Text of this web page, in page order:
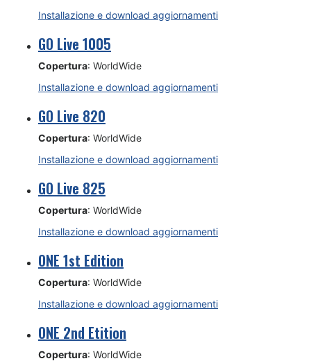
Installazione e download aggiornamenti
GO Live 1005
Copertura: WorldWide
Installazione e download aggiornamenti
GO Live 820
Copertura: WorldWide
Installazione e download aggiornamenti
GO Live 825
Copertura: WorldWide
Installazione e download aggiornamenti
ONE 1st Edition
Copertura: WorldWide
Installazione e download aggiornamenti
ONE 2nd Etition
Copertura: WorldWide